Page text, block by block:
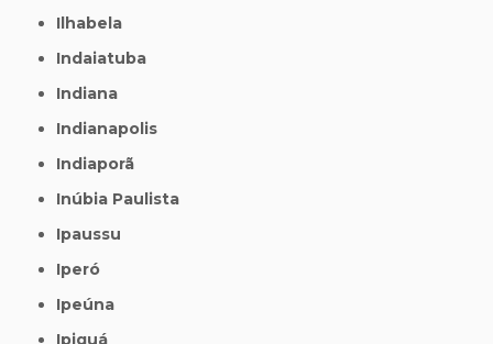
Ilhabela
Indaiatuba
Indiana
Indianapolis
Indiaporã
Inúbia Paulista
Ipaussu
Iperó
Ipeúna
Ipiguá